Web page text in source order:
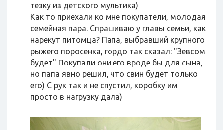
тезку из детского мультика)
Как то приехали ко мне покупатели, молодая
семейная пара. Спрашиваю у главы семьи, как
нарекут питомца? Папа, выбравший крупного
рыжего поросенка, гордо так сказал: "Зевсом
будет" Покупали они его вроде бы для сына,
но папа явно решил, что свин будет только
его) С рук так и не спустил, коробку им
просто в нагрузку дала)